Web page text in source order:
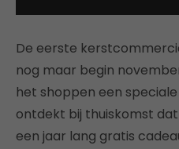
De eerste
nog maar begin
het shoppen een speciale
ontdekt bij thuiskomst
een jaar lang gratis